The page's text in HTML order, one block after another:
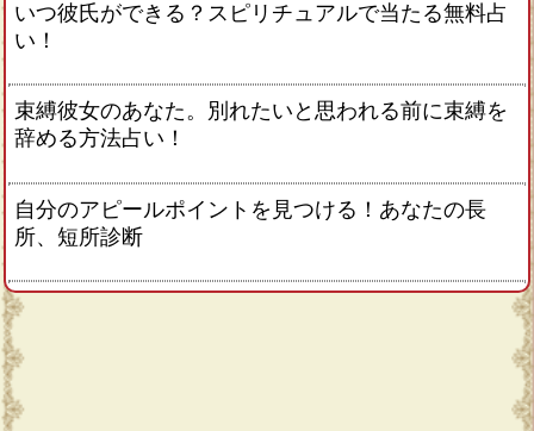
いつ彼氏ができる？スピリチュアルで当たる無料占
い！
束縛彼女のあなた。別れたいと思われる前に束縛を
辞める方法占い！
自分のアピールポイントを見つける！あなたの長
所、短所診断